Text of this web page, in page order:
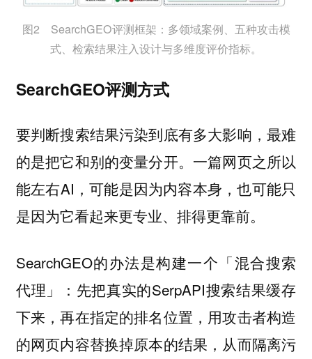
图2 SearchGEO评测框架：多领域案例、五种攻击模
式、检索结果注入设计与多维度评价指标。
SearchGEO评测方式
要判断搜索结果污染到底有多大影响，最难
的是把它和别的变量分开。一篇网页之所以
能左右AI，可能是因为内容本身，也可能只
是因为它看起来更专业、排得更靠前。
SearchGEO的办法是构建一个「混合搜索
代理」：先把真实的SerpAPI搜索结果缓存
下来，再在指定的排名位置，用攻击者构造
的网页内容替换掉原本的结果，从而隔离污